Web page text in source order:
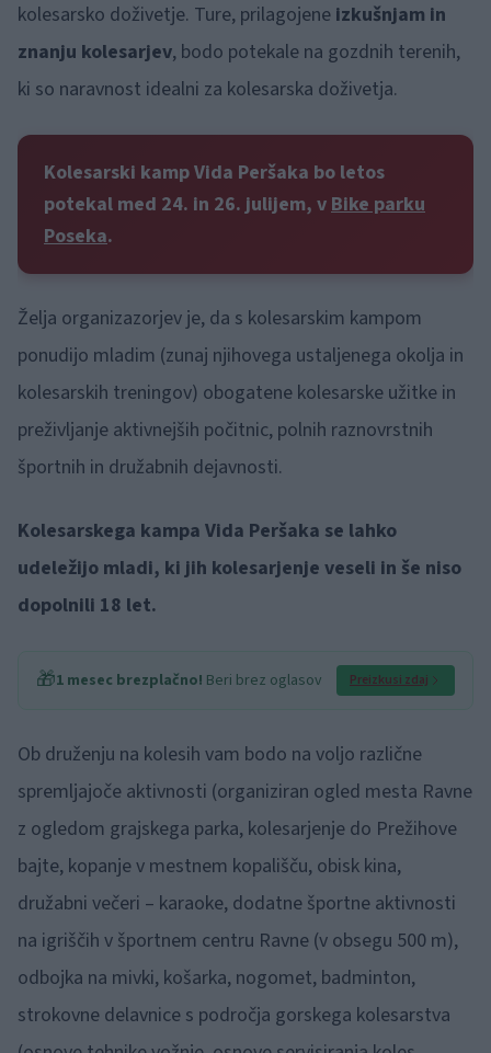
kolesarsko doživetje. Ture, prilagojene izkušnjam in
znanju kolesarjev, bodo potekale na gozdnih terenih,
ki so naravnost idealni za kolesarska doživetja.
Kolesarski kamp Vida Peršaka bo letos
potekal med 24. in 26. julijem, vBike parku
Poseka.
Želja organizazorjev je, da s kolesarskim kampom
ponudijo mladim (zunaj njihovega ustaljenega okolja in
kolesarskih treningov) obogatene kolesarske užitke in
preživljanje aktivnejših počitnic, polnih raznovrstnih
športnih in družabnih dejavnosti.
Kolesarskega kampa Vida Peršaka se lahko
udeležijo mladi, ki jih kolesarjenje veseli in še niso
dopolnili 18 let.
🎁1 mesec brezplačno! Beri brez oglasov Preizkusi zdaj
Ob druženju na kolesih vam bodo na voljo različne
spremljajoče aktivnosti (organiziran ogled mesta Ravne
z ogledom grajskega parka, kolesarjenje do Prežihove
bajte, kopanje v mestnem kopališču, obisk kina,
družabni večeri – karaoke, dodatne športne aktivnosti
na igriščih v športnem centru Ravne (v obsegu 500 m),
odbojka na mivki, košarka, nogomet, badminton,
strokovne delavnice s področja gorskega kolesarstva